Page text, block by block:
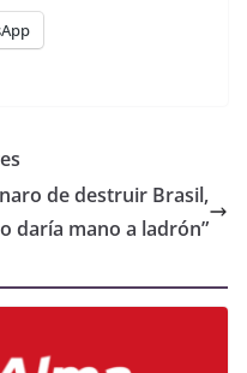
de destruir Brasil,
daría mano a ladrón”